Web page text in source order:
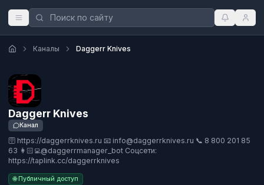
Каналы Daggerr Knives
Daggerr Knives
Канал
🛜 https://daggerrknives.ru 📧 info@daggerrknives.ru 📞 8 800 201 85
63 👩🏻‍💻@daggerrmanager_bot Соцсети:
https://taplink.cc/daggerrknives
🌐 Публичный доступ